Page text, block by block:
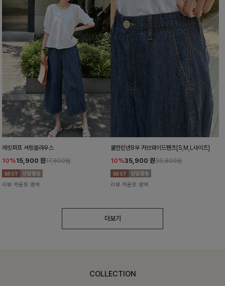
레킷퍼프 셔링블라우스
10%15,900 원17,600원
리뷰 카운트 영역
쿨한린넨8부 커브와이드팬츠[S,M,L사이즈]
10%35,900 원39,800원
리뷰 카운트 영역
더보기
COLLECTION